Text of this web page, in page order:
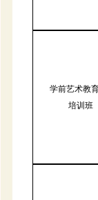
学前艺术教
培训班